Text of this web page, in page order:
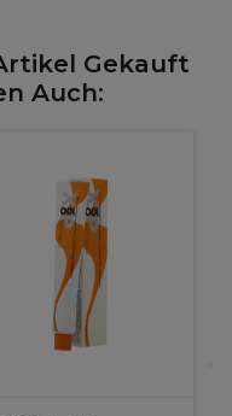
Gekauft
Auch: